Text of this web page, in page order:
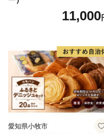
11,000
愛知県小牧市